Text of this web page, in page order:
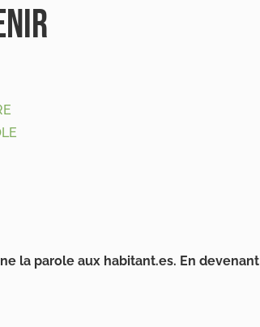
la parole aux habitant.es. En devenant